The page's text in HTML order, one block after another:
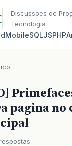
Discussoes de
Tecnologia
MobileSQLJSPHP
pagina no